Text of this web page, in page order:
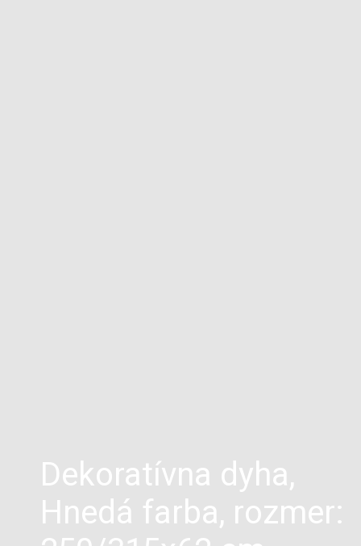
Dekoratívna dyha,
Hnedá farba, rozmer: